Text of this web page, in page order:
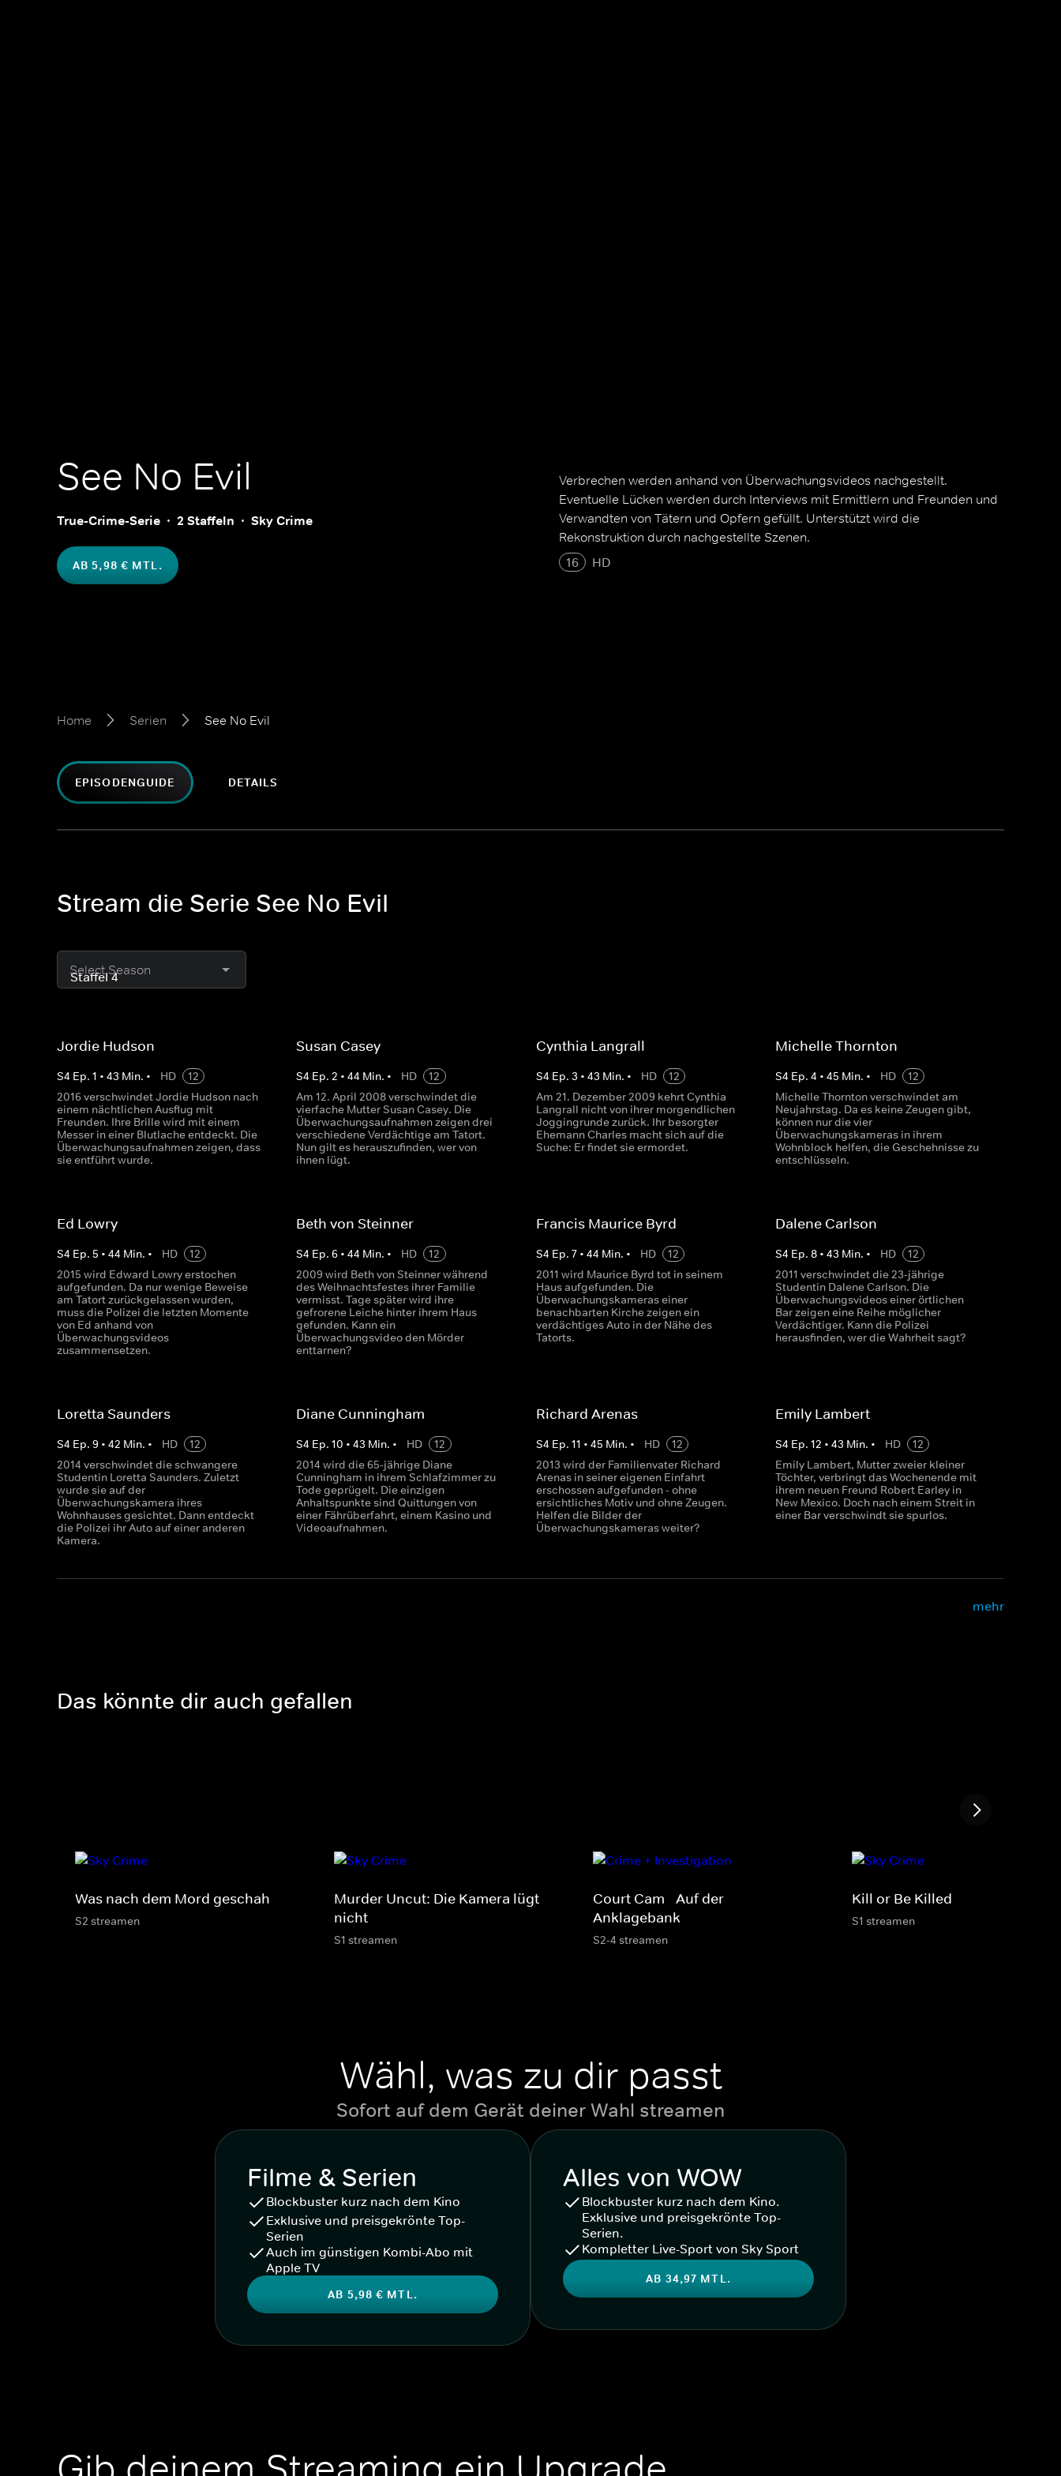
See No Evil
True-Crime-Serie 2 Staffeln Sky Crime
AB 5,98 € MTL.
Verbrechen werden anhand von Überwachungsvideos nachgestellt.
Eventuelle Lücken werden durch Interviews mit Ermittlern und Freunden und
Verwandten von Tätern und Opfern gefüllt. Unterstützt wird die
Rekonstruktion durch nachgestellte Szenen.
16
HD
Home Serien See No Evil
EPISODENGUIDE DETAILS
Stream die Serie See No Evil
Select Season
Jordie Hudson
S4 Ep. 1 • 43 Min. • HD
12
2016 verschwindet Jordie Hudson nach
einem nächtlichen Ausflug mit
Freunden. Ihre Brille wird mit einem
Messer in einer Blutlache entdeckt. Die
Überwachungsaufnahmen zeigen, dass
sie entführt wurde.
Susan Casey
S4 Ep.2 •44 Min. • HD
12
Am 12. April 2008 verschwindet die
vierfache Mutter Susan Casey. Die
Überwachungsaufnahmen zeigen drei
verschiedene Verdächtige am Tatort.
Nun gilt es herauszufinden, wer von
ihnen lügt.
Cynthia Langrall
S4 Ep. 3 • 43 Min. • HD
12
Am 21. Dezember 2009 kehrt Cynthia
Langrall nicht von ihrer morgendlichen
Joggingrunde zurück. Ihr besorgter
Ehemann Charles macht sich auf die
Suche: Er findet sie ermordet.
Michelle Thornton
S4 Ep. 4 • 45 Min. • HD
12
Michelle Thornton verschwindet am
Neujahrstag. Da es keine Zeugen gibt,
können nur die vier
Überwachungskameras in ihrem
Wohnblock helfen, die Geschehnisse zu
entschlüsseln.
Ed Lowry
S4 Ep. 5 • 44 Min. • HD
12
2015 wird Edward Lowry erstochen
aufgefunden. Da nur wenige Beweise
am Tatort zurückgelassen wurden,
muss die Polizei die letzten Momente
von Ed anhand von
Überwachungsvideos
zusammensetzen.
Beth von Steinner
S4 Ep.6 •44 Min. • HD
12
2009 wird Beth von Steinner während
des Weihnachtsfestes ihrer Familie
vermisst. Tage später wird ihre
gefrorene Leiche hinter ihrem Haus
gefunden. Kann ein
Überwachungsvideo den Mörder
enttarnen?
Francis Maurice Byrd
S4 Ep. 7• 44 Min. • HD
12
2011 wird Maurice Byrd tot in seinem
Haus aufgefunden. Die
Überwachungskameras einer
benachbarten Kirche zeigen ein
verdächtiges Auto in der Nähe des
Tatorts.
Dalene Carlson
S4 Ep. 8• 43 Min. • HD
12
2011 verschwindet die 23-jährige
Studentin Dalene Carlson. Die
Überwachungsvideos einer örtlichen
Bar zeigen eine Reihe möglicher
Verdächtiger. Kann die Polizei
herausfinden, wer die Wahrheit sagt?
Loretta Saunders
S4 Ep. 9 • 42 Min. • HD
12
2014 verschwindet die schwangere
Studentin Loretta Saunders. Zuletzt
wurde sie auf der
Überwachungskamera ihres
Wohnhauses gesichtet. Dann entdeckt
die Polizei ihr Auto auf einer anderen
Kamera.
Diane Cunningham
S4 Ep.10 •43 Min. • HD
12
2014 wird die 65-jährige Diane
Cunningham in ihrem Schlafzimmer zu
Tode geprügelt. Die einzigen
Anhaltspunkte sind Quittungen von
einer Fährüberfahrt, einem Kasino und
Videoaufnahmen.
Richard Arenas
S4 Ep. 11 • 45 Min. • HD
12
2013 wird der Familienvater Richard
Arenas in seiner eigenen Einfahrt
erschossen aufgefunden - ohne
ersichtliches Motiv und ohne Zeugen.
Helfen die Bilder der
Überwachungskameras weiter?
Emily Lambert
S4 Ep. 12 • 43 Min. • HD
12
Emily Lambert, Mutter zweier kleiner
Töchter, verbringt das Wochenende mit
ihrem neuen Freund Robert Earley in
New Mexico. Doch nach einem Streit in
einer Bar verschwindt sie spurlos.
mehr
Das könnte dir auch gefallen
Was nach dem Mord geschah
S2 streamen
Murder Uncut: Die Kamera lügt
nicht
S1 streamen
Court Cam - Auf der
Anklagebank
S2-4 streamen
Kill or Be Killed
S1 streamen
Wähl, was zu dir passt
Sofort auf dem Gerät deiner Wahl streamen
Filme & Serien
Blockbuster kurz nach dem Kino
Exklusive und preisgekrönte Top-
Serien
Auch im günstigen Kombi-Abo mit
Apple TV
AB 5,98 € MTL.
Alles von WOW
Blockbuster kurz nach dem Kino.
Exklusive und preisgekrönte Top-
Serien.
Kompletter Live-Sport von Sky Sport
AB 34,97 MTL.